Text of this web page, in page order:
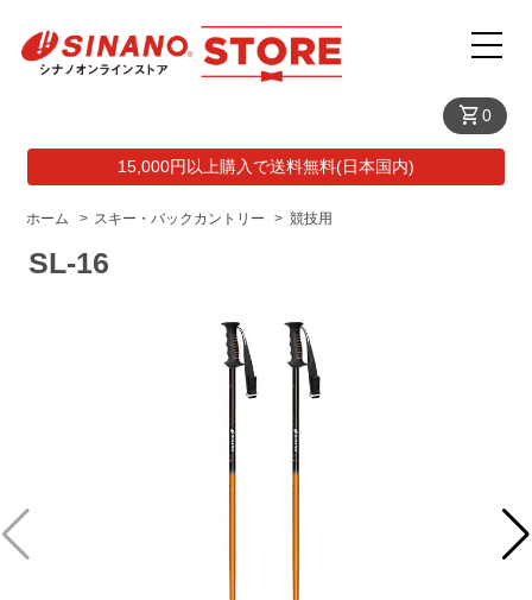
shopping_cart0
15,000円以上購入で送料無料(日本国内)
ホーム > スキー・バックカントリー > 競技用
SL-16